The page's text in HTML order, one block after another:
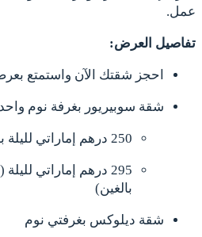
عمل.
تفاصيل العرض:
احجز شقتك الآن واستمتع
شقة سوبيريور بغرفة نوم
250 درهم إماراتي لليلة بدون إفطار
295 درهم إماراتي
بالغين)
شقة ديلوكس بغرفتي نوم